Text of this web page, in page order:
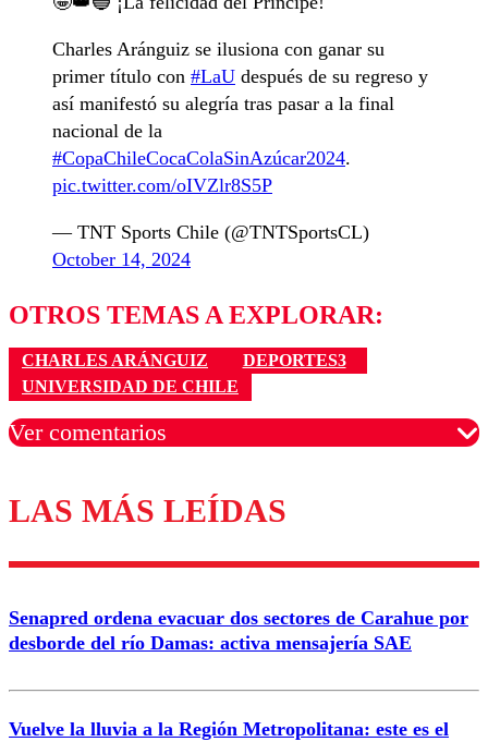
Charles Aránguiz se ilusiona con ganar su
primer título con #LaU después de su regreso y
así manifestó su alegría tras pasar a la final
nacional de la
#CopaChileCocaColaSinAzúcar2024.
pic.twitter.com/oIVZlr8S5P
— TNT Sports Chile (@TNTSportsCL)
October 14, 2024
OTROS TEMAS A EXPLORAR:
CHARLES ARÁNGUIZ
DEPORTES3
UNIVERSIDAD DE CHILE
Ver comentarios
Los comentarios son moderados para garantizar un
diálogo respetuoso.
Nombre
Correo
LAS MÁS LEÍDAS
Senapred ordena evacuar dos sectores de Carahue por
desborde del río Damas: activa mensajería SAE
Vuelve la lluvia a la Región Metropolitana: este es el